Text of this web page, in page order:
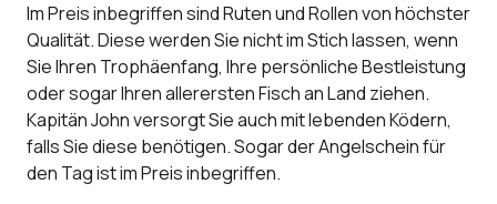
Im Preis inbegriffen sind Ruten und Rollen von höchster
Qualität. Diese werden Sie nicht im Stich lassen, wenn
Sie Ihren Trophäenfang, Ihre persönliche Bestleistung
oder sogar Ihren allerersten Fisch an Land ziehen.
Kapitän John versorgt Sie auch mit lebenden Ködern,
falls Sie diese benötigen. Sogar der Angelschein für
den Tag ist im Preis inbegriffen.